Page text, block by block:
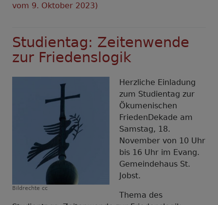
vom 9. Oktober 2023)
Studientag: Zeitenwende
zur Friedenslogik
Bildrechte cc
Herzliche Einladung
zum Studientag zur
Ökumenischen
FriedenDekade am
Samstag, 18.
November von 10 Uhr
bis 16 Uhr im Evang.
Gemeindehaus St.
Jobst.
Thema des